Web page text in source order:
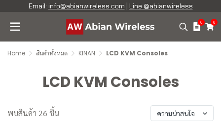
Email: info@abianwireless.com Line @abianwireless
0 0
Home สินค้าทั้งหมด KINAN LCD KVM Consoles
LCD KVM Consoles
พบสินค้า 26 ชิ้น ความน่าสนใจ